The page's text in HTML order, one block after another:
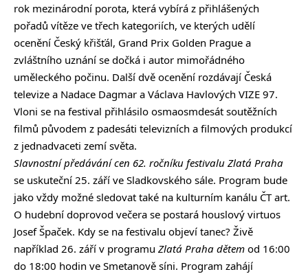
rok mezinárodní porota, která vybírá z přihlášených
pořadů vítěze ve třech kategoriích, ve kterých udělí
ocenění Český křišťál, Grand Prix Golden Prague a
zvláštního uznání se dočká i autor mimořádného
uměleckého počinu. Další dvě ocenění rozdávají Česká
televize a Nadace Dagmar a Václava Havlových VIZE 97.
Vloni se na festival přihlásilo osmaosmdesát soutěžních
filmů původem z padesáti televizních a filmových produkcí
z jednadvaceti zemí světa.
Slavnostní předávání cen 62. ročníku festivalu Zlatá Praha
se uskuteční 25. září ve Sladkovského sále. Program bude
jako vždy možné sledovat také na kulturním kanálu ČT art.
O hudební doprovod večera se postará houslový virtuos
Josef Špaček. Kdy se na festivalu objeví tanec? Živě
například 26. září v programu Zlatá Praha dětem od 16:00
do 18:00 hodin ve Smetanově síni. Program zahájí